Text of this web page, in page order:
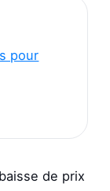
pour
de prix